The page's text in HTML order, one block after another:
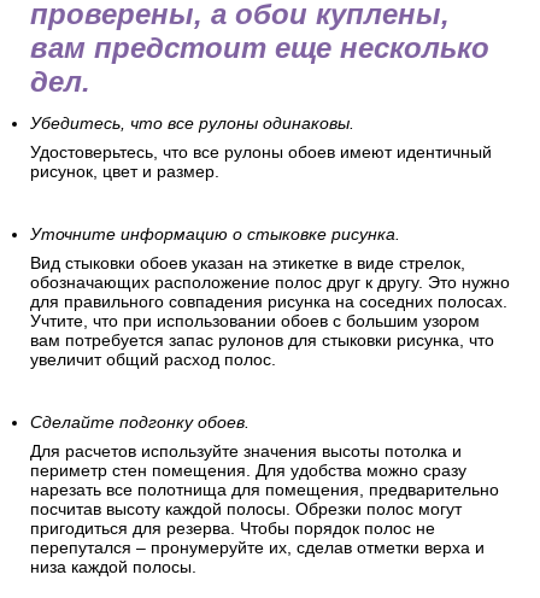
проверены, а обои куплены,
вам предстоит еще несколько
дел.
Убедитесь, что все рулоны одинаковы.
Удостоверьтесь, что все рулоны обоев имеют идентичный
рисунок, цвет и размер.
Уточните информацию о стыковке рисунка.
Вид стыковки обоев указан на этикетке в виде стрелок,
обозначающих расположение полос друг к другу. Это нужно
для правильного совпадения рисунка на соседних полосах.
Учтите, что при использовании обоев с большим узором
вам потребуется запас рулонов для стыковки рисунка, что
увеличит общий расход полос.
Сделайте подгонку обоев.
Для расчетов используйте значения высоты потолка и
периметр стен помещения. Для удобства можно сразу
нарезать все полотнища для помещения, предварительно
посчитав высоту каждой полосы. Обрезки полос могут
пригодиться для резерва. Чтобы порядок полос не
перепутался – пронумеруйте их, сделав отметки верха и
низа каждой полосы.